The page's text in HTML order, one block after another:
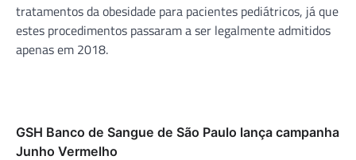
tratamentos da obesidade para pacientes pediátricos, já que
estes procedimentos passaram a ser legalmente admitidos
apenas em 2018.
GSH Banco de Sangue de São Paulo lança campanha
Junho Vermelho